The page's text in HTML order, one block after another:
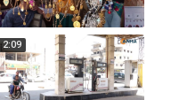
2:09